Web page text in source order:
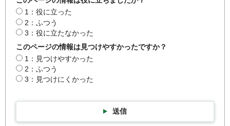
1：役に立った
2：ふつう
3：役に立たなかった
このページの情報は見つけやすかったですか？
1：見つけやすかった
2：ふつう
3：見つけにくかった
送信